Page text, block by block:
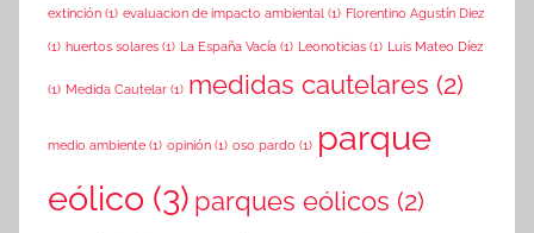
extinción (1) evaluacion de impacto ambiental (1) Florentino Agustín Diez
(1) huertos solares (1) La España Vacía (1) Leonoticias (1) Luis Mateo Díez
(1) Medida Cautelar (1) medidas cautelares (2)
medio ambiente (1) opinión (1) oso pardo (1) parque
eólico (3) parques eólicos (2)